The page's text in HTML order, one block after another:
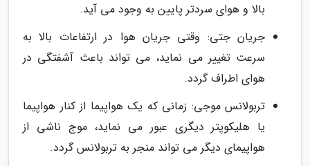
بالا و هوای سردتر پایین به وجود می آید.
جریان جتی: وقتی جریان هوا در ارتفاعات بالا به
سرعت تغییر می نماید، می تواند باعث آشفتگی در
هوای اطراف گردد.
تربولانس موجی: زمانی که یک هواپیما از کنار هواپیما
یا هلیکوپتر دیگری عبور می نماید، موج ناشی از
هواپیمای دیگر می تواند منجر به تربولانس گردد.